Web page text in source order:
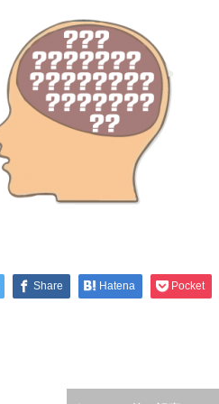
Share Hatena Pocket